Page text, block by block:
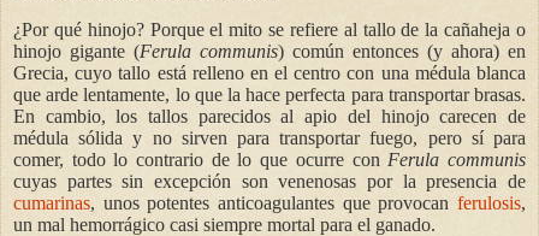
¿Por qué hinojo? Porque el mito se refiere al tallo de la cañaheja o
hinojo gigante (Ferula communis) común entonces (y ahora) en
Grecia, cuyo tallo está relleno en el centro con una médula blanca
que arde lentamente, lo que la hace perfecta para transportar brasas.
En cambio, los tallos parecidos al apio del hinojo carecen de
médula sólida y no sirven para transportar fuego, pero sí para
comer, todo lo contrario de lo que ocurre con Ferula communis
cuyas partes sin excepción son venenosas por la presencia de
cumarinas, unos potentes anticoagulantes que provocan ferulosis,
un mal hemorrágico casi siempre mortal para el ganado.